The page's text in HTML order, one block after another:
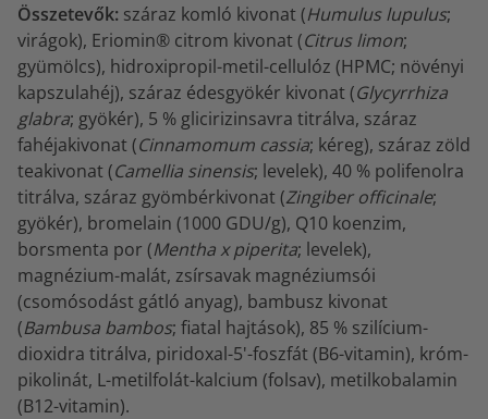
Összetevők: száraz komló kivonat (Humulus lupulus;
virágok), Eriomin® citrom kivonat (Citrus limon;
gyümölcs), hidroxipropil-metil-cellulóz (HPMC; növényi
kapszulahéj), száraz édesgyökér kivonat (Glycyrrhiza
glabra; gyökér), 5 % glicirizinsavra titrálva, száraz
fahéjakivonat (Cinnamomum cassia; kéreg), száraz zöld
teakivonat (Camellia sinensis; levelek), 40 % polifenolra
titrálva, száraz gyömbérkivonat (Zingiber officinale;
gyökér), bromelain (1000 GDU/g), Q10 koenzim,
borsmenta por (Mentha x piperita; levelek),
magnézium-malát, zsírsavak magnéziumsói
(csomósodást gátló anyag), bambusz kivonat
(Bambusa bambos; fiatal hajtások), 85 % szilícium-
dioxidra titrálva, piridoxal-5'-foszfát (B6-vitamin), króm-
pikolinát, L-metilfolát-kalcium (folsav), metilkobalamin
(B12-vitamin).